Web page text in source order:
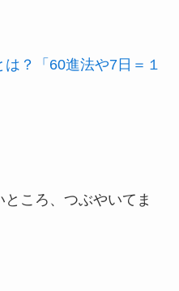
？「60進法や7日＝１
ころ、つぶやいてま